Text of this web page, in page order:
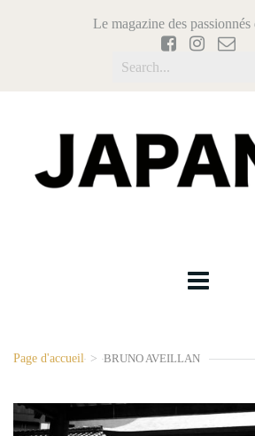
Le magazine des passionnés
Page d'accueil > BRUNO AVEILLAN